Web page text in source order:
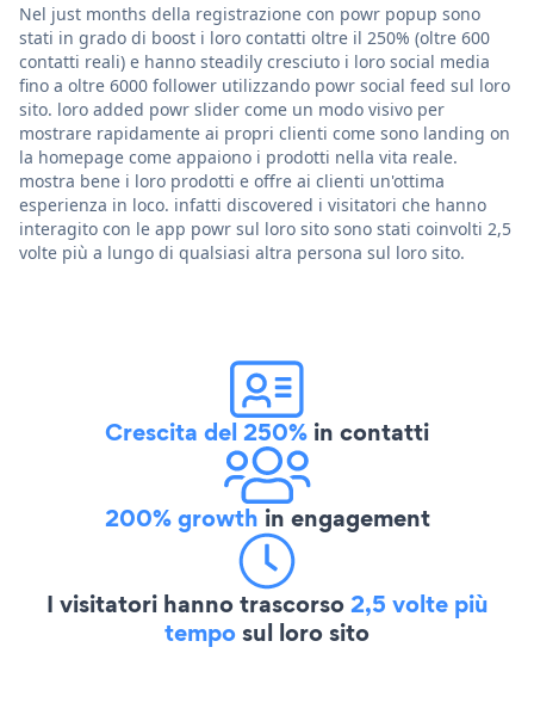
Nel just months della registrazione con powr popup sono
stati in grado di boost i loro contatti oltre il 250% (oltre 600
contatti reali) e hanno steadily cresciuto i loro social media
fino a oltre 6000 follower utilizzando powr social feed sul loro
sito. loro added powr slider come un modo visivo per
mostrare rapidamente ai propri clienti come sono landing on
la homepage come appaiono i prodotti nella vita reale.
mostra bene i loro prodotti e offre ai clienti un'ottima
esperienza in loco. infatti discovered i visitatori che hanno
interagito con le app powr sul loro sito sono stati coinvolti 2,5
volte più a lungo di qualsiasi altra persona sul loro sito.
Crescita del 250% in contatti
200% growth in engagement
I visitatori hanno trascorso2,5 volte più
temposul loro sito